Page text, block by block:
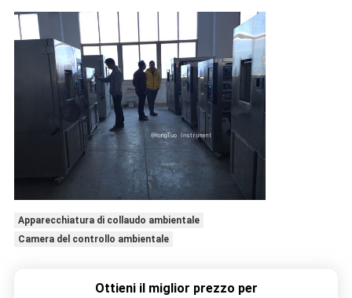
Apparecchiatura di collaudo ambientale
Camera del controllo ambientale
Ottieni il miglior prezzo per